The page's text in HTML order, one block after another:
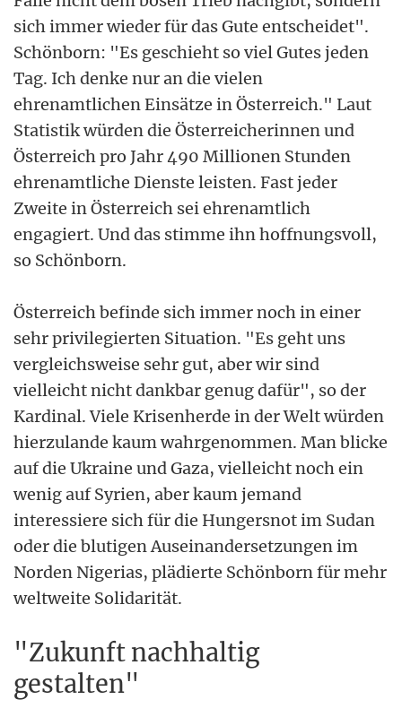
sich immer wieder für das Gute entscheidet".
Schönborn: "Es geschieht so viel Gutes jeden
Tag. Ich denke nur an die vielen
ehrenamtlichen Einsätze in Österreich." Laut
Statistik würden die Österreicherinnen und
Österreich pro Jahr 490 Millionen Stunden
ehrenamtliche Dienste leisten. Fast jeder
Zweite in Österreich sei ehrenamtlich
engagiert. Und das stimme ihn hoffnungsvoll,
so Schönborn.
Österreich befinde sich immer noch in einer
sehr privilegierten Situation. "Es geht uns
vergleichsweise sehr gut, aber wir sind
vielleicht nicht dankbar genug dafür", so der
Kardinal. Viele Krisenherde in der Welt würden
hierzulande kaum wahrgenommen. Man blicke
auf die Ukraine und Gaza, vielleicht noch ein
wenig auf Syrien, aber kaum jemand
interessiere sich für die Hungersnot im Sudan
oder die blutigen Auseinandersetzungen im
Norden Nigerias, plädierte Schönborn für mehr
weltweite Solidarität.
"Zukunft nachhaltig
gestalten"